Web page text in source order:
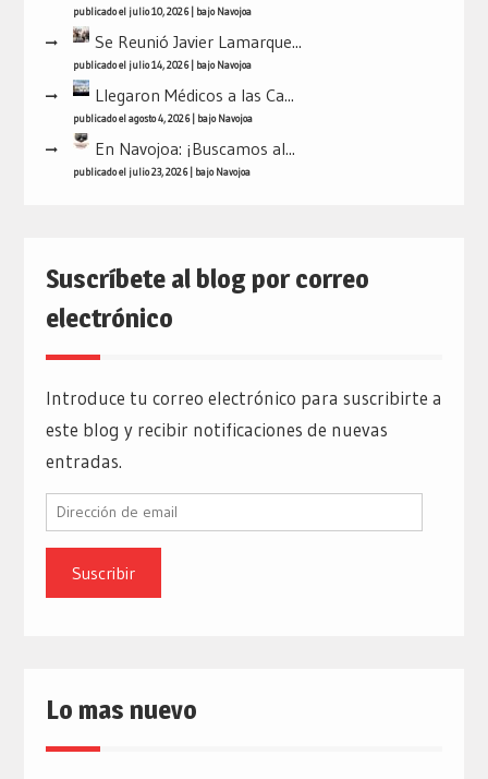
publicado el julio 10, 2026| bajoNavojoa
Se Reunió Javier Lamarque...
publicado el julio 14, 2026| bajoNavojoa
Llegaron Médicos a las Ca...
publicado el agosto 4, 2026| bajoNavojoa
En Navojoa: ¡Buscamos al...
publicado el julio 23, 2026| bajoNavojoa
Suscríbete al blog por correo
electrónico
Introduce tu correo electrónico para suscribirte a
este blog y recibir notificaciones de nuevas
entradas.
Dirección
email
Lo mas nuevo